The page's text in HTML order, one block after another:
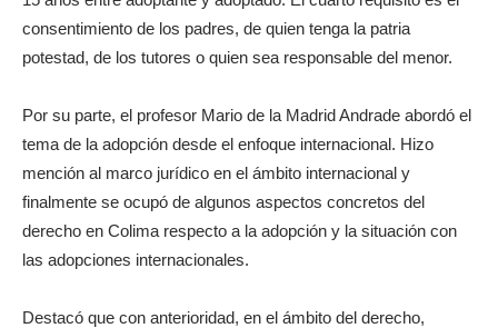
consentimiento de los padres, de quien tenga la patria
potestad, de los tutores o quien sea responsable del menor.
Por su parte, el profesor Mario de la Madrid Andrade abordó el
tema de la adopción desde el enfoque internacional. Hizo
mención al marco jurídico en el ámbito internacional y
finalmente se ocupó de algunos aspectos concretos del
derecho en Colima respecto a la adopción y la situación con
las adopciones internacionales.
Destacó que con anterioridad, en el ámbito del derecho,